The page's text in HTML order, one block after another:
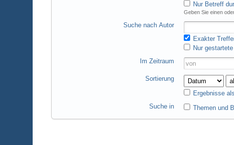
Nur Betreff
Geben Sie einen
Suche nach Autor
Exakter
Nur
Im Zeitraum
Sortierung
Ergebnisse
Suche in
Themen und